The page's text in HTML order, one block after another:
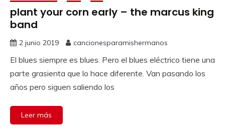
plant your corn early – the marcus king
band
2 junio 2019 cancionesparamishermanos
El blues siempre es blues. Pero el blues eléctrico tiene una
parte grasienta que lo hace diferente. Van pasando los
años pero siguen saliendo los
Leer más